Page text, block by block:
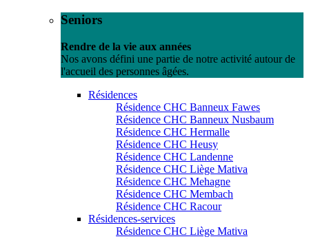
Seniors
Rendre de la vie aux années
Nos avons défini une partie de notre activité autour de
l'accueil des personnes âgées.
Résidences
Résidence CHC Banneux Fawes
Résidence CHC Banneux Nusbaum
Résidence CHC Hermalle
Résidence CHC Heusy
Résidence CHC Landenne
Résidence CHC Liège Mativa
Résidence CHC Mehagne
Résidence CHC Membach
Résidence CHC Racour
Résidences-services
Résidence CHC Liège Mativa